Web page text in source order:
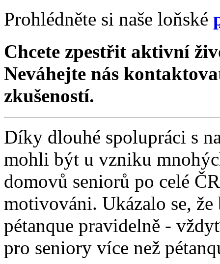
Prohlédněte si naše loňské
Chcete zpestřit aktivní
Neváhejte nás
zkušeností.
Díky dlouhé spolupráci s
mohli být u vzniku
domovů seniorů po celé
motivováni. Ukázalo se,
pétanque pravidelně -
pro seniory více než